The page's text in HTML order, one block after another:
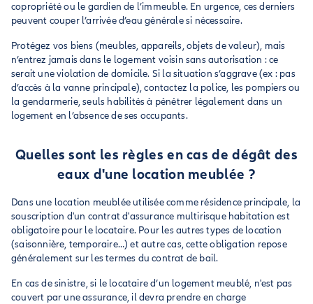
copropriété ou le gardien de l’immeuble. En urgence, ces derniers
peuvent couper l’arrivée d’eau générale si nécessaire.
Protégez vos biens (meubles, appareils, objets de valeur), mais
n’entrez jamais dans le logement voisin sans autorisation : ce
serait une violation de domicile. Si la situation s’aggrave (ex : pas
d’accès à la vanne principale), contactez la police, les pompiers ou
la gendarmerie, seuls habilités à pénétrer légalement dans un
logement en l’absence de ses occupants.
Quelles sont les règles en cas de dégât des
eaux d'une location meublée ?
Dans une location meublée utilisée comme résidence principale, la
souscription d'un contrat d'assurance multirisque habitation est
obligatoire pour le locataire. Pour les autres types de location
(saisonnière, temporaire…) et autre cas, cette obligation repose
généralement sur les termes du contrat de bail.
En cas de sinistre, si le locataire d’un logement meublé, n'est pas
couvert par une assurance, il devra prendre en charge